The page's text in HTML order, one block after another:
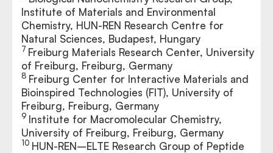
Institute of Materials and Environmental
Chemistry, HUN-REN Research Centre for
Natural Sciences, Budapest, Hungary
7 Freiburg Materials Research Center, University
of Freiburg, Freiburg, Germany
8 Freiburg Center for Interactive Materials and
Bioinspired Technologies (FIT), University of
Freiburg, Freiburg, Germany
9 Institute for Macromolecular Chemistry,
University of Freiburg, Freiburg, Germany
10 HUN-REN–ELTE Research Group of Peptide